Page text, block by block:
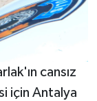
cansız
için Antalya